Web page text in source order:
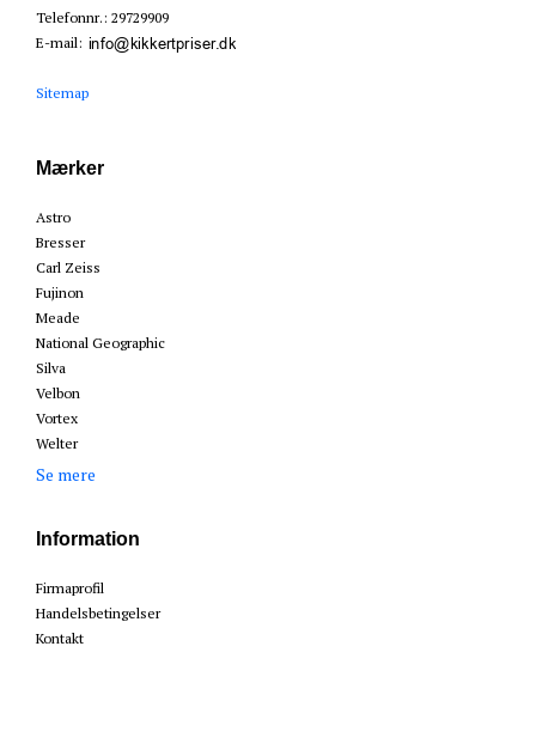
Telefonnr. : 29729909
E-mail:
Sitemap
Mærker
Astro
Bresser
Carl Zeiss
Fujinon
Meade
National Geographic
Silva
Velbon
Vortex
Welter
Se mere
Information
Firmaprofil
Handelsbetingelser
Kontakt